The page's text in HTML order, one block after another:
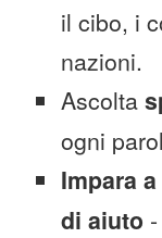
il cibo, i
nazioni.
Ascolta
ogni
Impara
di aiuto -